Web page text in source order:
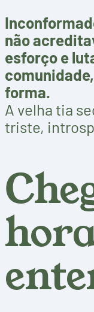
não
esforço e
forma.
A velha tia
triste,